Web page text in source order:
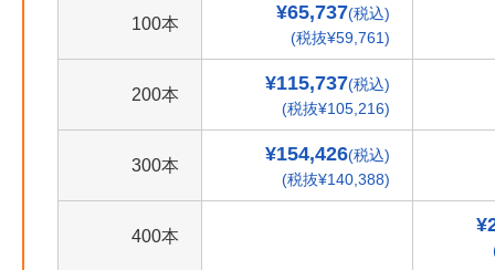
100本
¥65,737(税込)
(税抜¥59,761)
200本
¥115,737(税込)
(税抜¥105,216)
300本
¥154,426(税込)
(税抜¥140,388)
400本